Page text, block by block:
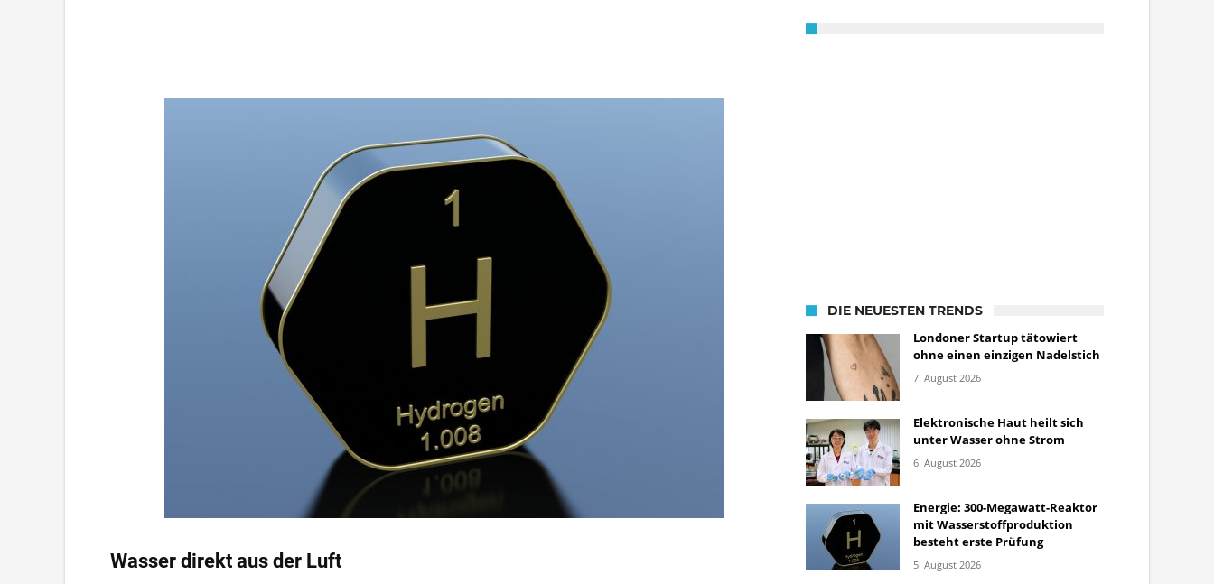
Wasser direkt aus der Luft
DIE NEUESTEN TRENDS
Londoner Startup tätowiert
ohne einen einzigen Nadelstich
7. August 2026
Elektronische Haut heilt sich
unter Wasser ohne Strom
6. August 2026
Energie: 300-Megawatt-Reaktor
mit Wasserstoffproduktion
besteht erste Prüfung
5. August 2026